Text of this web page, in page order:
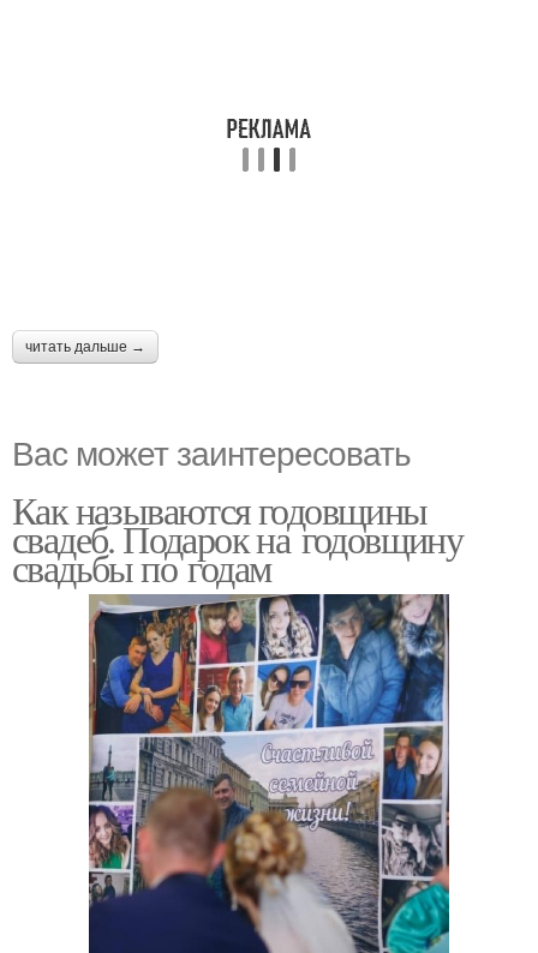
читать дальше →
Вас может заинтересовать
Как называются годовщины
свадеб. Подарок на годовщину
свадьбы по годам